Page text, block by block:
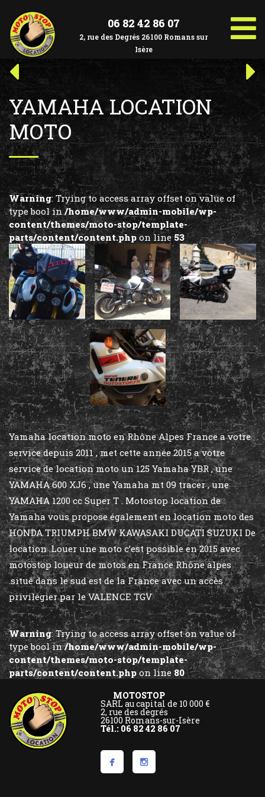
au
contenu
2, rue des Degrés 26100 Romans sur
Isère
06 82 42 86 07
Navigation
de
l’article
Article
précédent :
YAMAHA LOCATION
MOTO
Warning: Trying to access array offset on value of
type bool in/home/www/admin-mobile/wp-
content/themes/moto-stop/template-
parts/content/content.php on line53
Yamaha location moto en Rhône Alpes France a votre
service depuis 2011 , met cette année 2015 a votre
service de location moto un 125 Yamaha YBR , une
YAMAHA 600 XJ6 , une Yamaha mt 09 tracer , une
YAMAHA 1200 cc Super T . Motostop location de
Yamaha vous propose également en location moto des
HONDA TRIUMPH BMW KAWASAKI DUCATI SUZUKI De
location .Louer une moto c’est possible en 2015 avec
motostop loueur de motos en France Rhône alpes
.situé dans le sud est de la France avec un accès
privilégier par le VALENCE TGV
Warning: Trying to access array offset on value of
type bool in/home/www/admin-mobile/wp-
content/themes/moto-stop/template-
parts/content/content.php on line 80
MOTOSTOP
SARL au capital de 10 000 €
2, rue des degrés
26100 Romans-sur-Isère
Tél.: 06 82 42 86 07